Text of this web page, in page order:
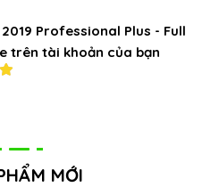
Professional Plus - Full
trên tài khoản của bạn
MỚI